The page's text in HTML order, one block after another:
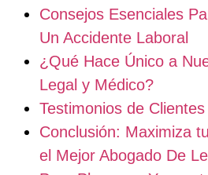
Consejos Esenciales
Un Accidente Laboral
¿Qué Hace Único a
Legal y Médico?
Testimonios de
Conclusión: Maximiza
el Mejor Abogado De